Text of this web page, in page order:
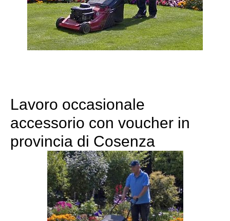
Lavoro occasionale
accessorio con voucher in
provincia di Cosenza